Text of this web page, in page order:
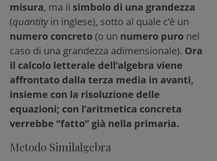
misura, ma il simbolo di una grandezza
(quantityin inglese), sotto al quale c’è un
numero concreto (o un numero puro nel
caso di una grandezza adimensionale). Ora
il calcolo letterale dell’algebra viene
affrontato dalla terza media in avanti,
insieme con la risoluzione delle
equazioni; con l’aritmetica concreta
verrebbe “fatto” già nella primaria.
Metodo Similalgebra